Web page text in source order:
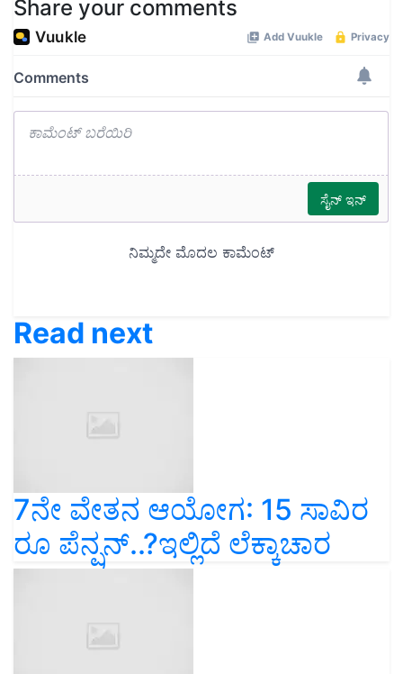
Share your comments
Read next
7ನೇ ವೇತನ ಆಯೋಗ: 15 ಸಾವಿರ
ರೂ ಪೆನ್ಷನ್‌..?ಇಲ್ಲಿದೆ ಲೆಕ್ಕಾಚಾರ